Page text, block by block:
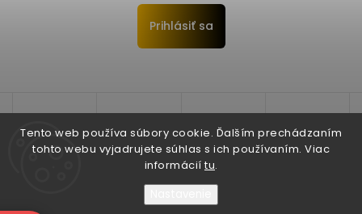
Tento web používa súbory cookie. Ďalším prechádzaním
tohto webu vyjadrujete súhlas s ich používaním. Viac
informácií tu.
Prihlásiť sa